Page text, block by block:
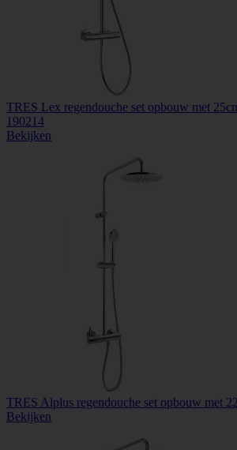
TRES Lex regendouche set opbouw met
190214
Bekijken
TRES Alplus regendouche set opbouw met
Bekijken